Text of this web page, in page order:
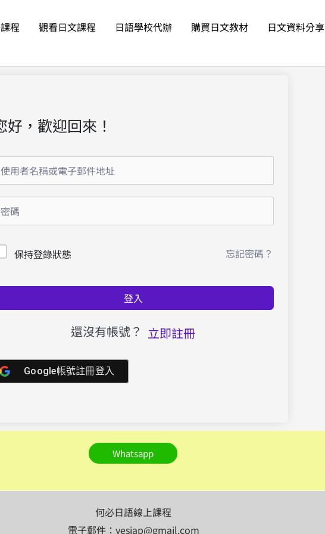
程 觀看日文課程 日語學校代辦 購買日文教材
日文資料分享
好，歡迎回來！
保持登錄狀態 忘記密碼？
登入
還沒有帳號？ 立即註冊
Google帳號註冊登入
Whatsapp
何必日語線上課程
電子郵件：yesjap@gmail.com